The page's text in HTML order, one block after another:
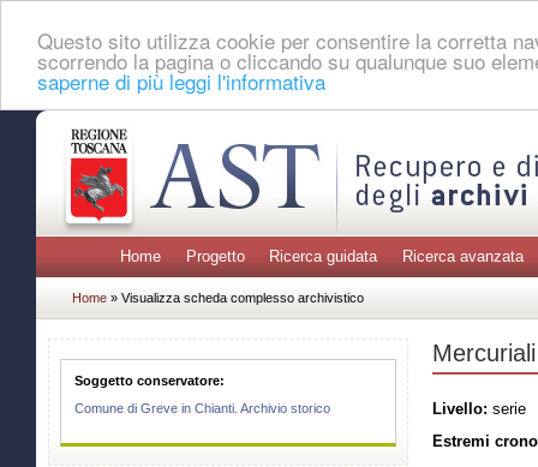
Questo sito utilizza cookie per consentire la corretta
scorrendo la pagina o cliccando su qualunque suo
saperne di più leggi l'informativa
Home Progetto Ricerca guidata Ricerca avanzata
Home » Visualizza scheda complesso archivistico
Soggetto conservatore:
Comune di Greve in Chianti. Archivio storico
Mercuriali
Livello: serie
Estremi